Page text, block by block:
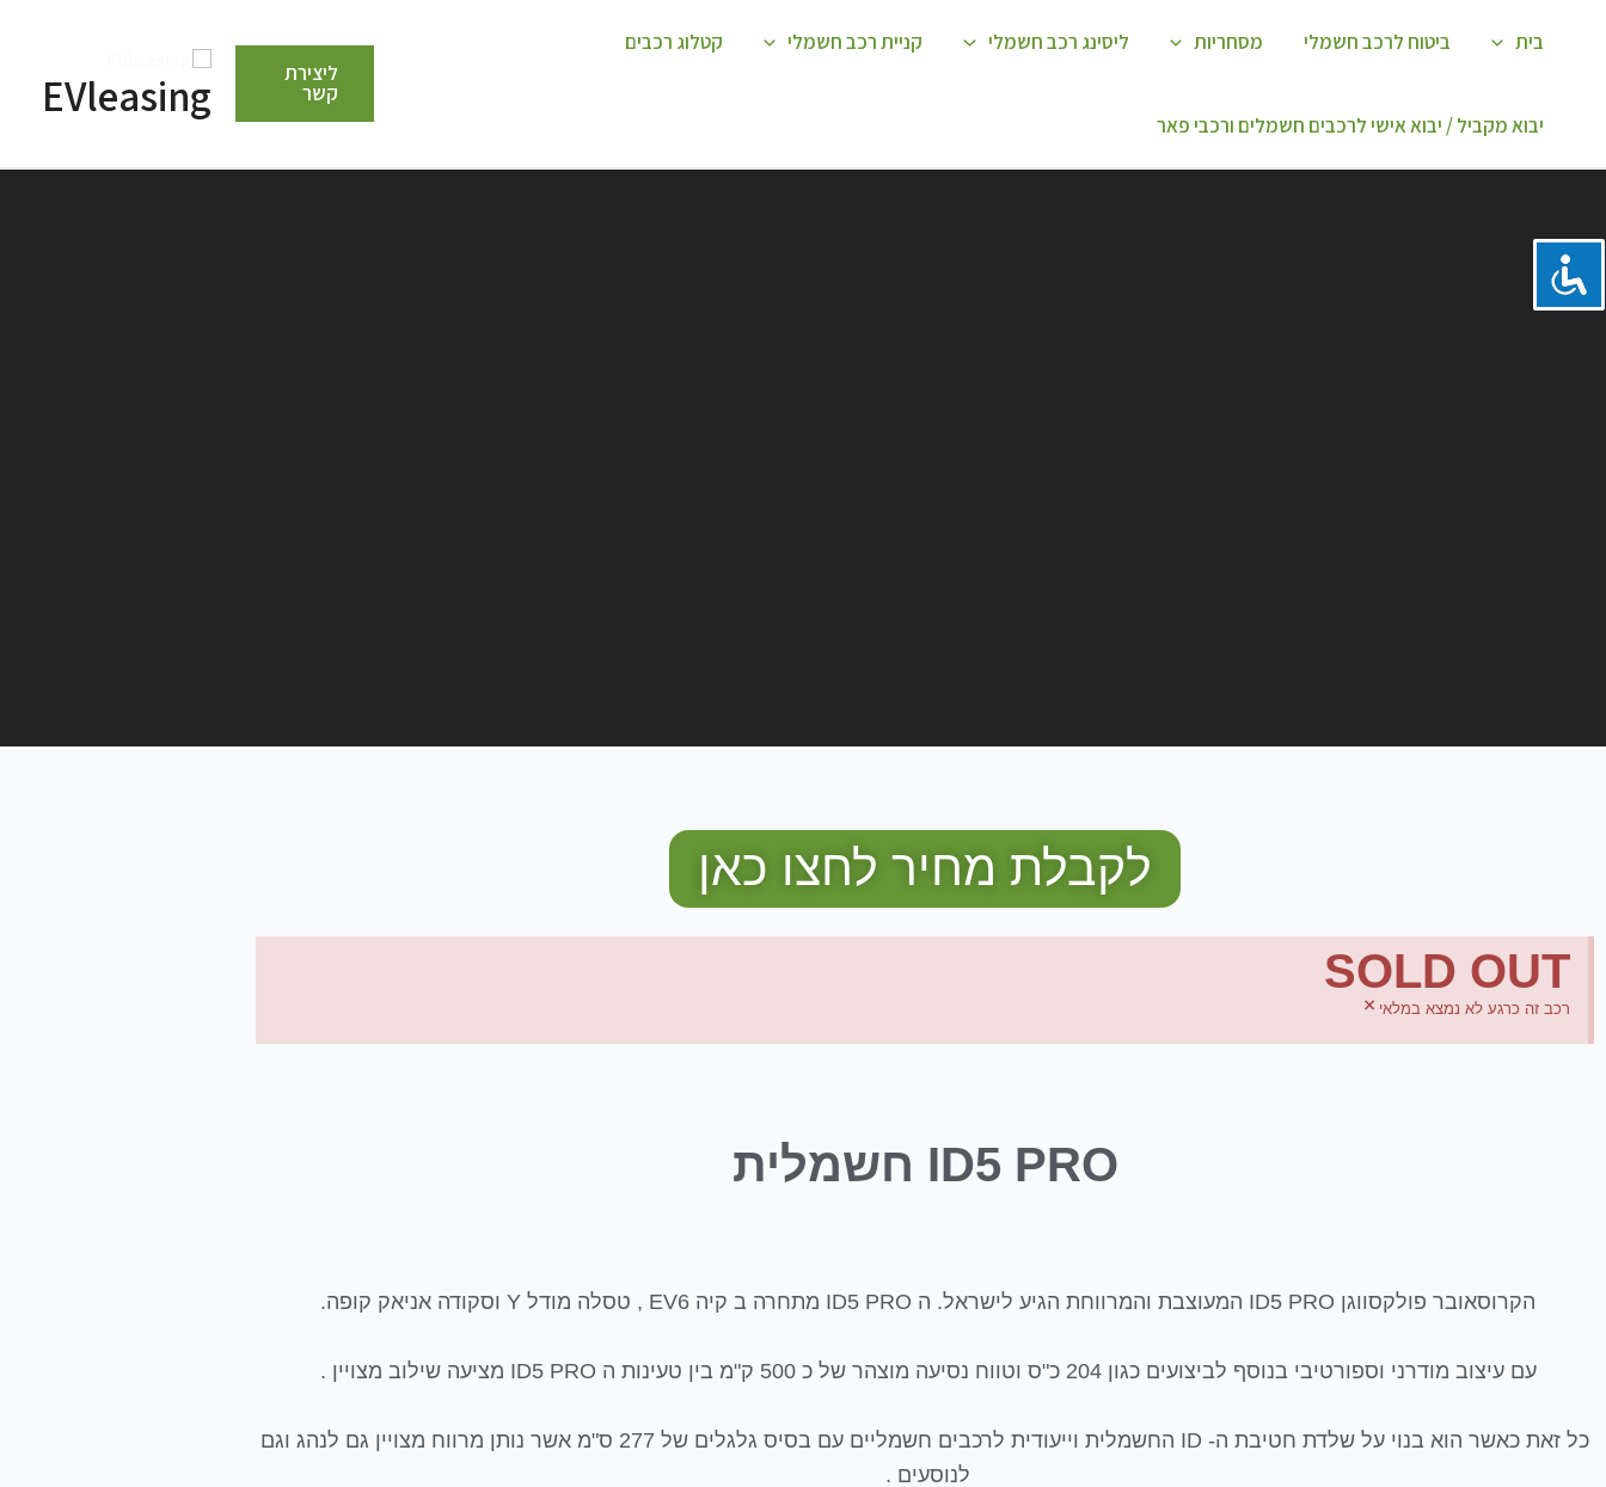
בית ביטוח לרכב חשמלי מסחריות ליסינג רכב חשמלי קניית רכב חשמלי קטלוג רכבים
יבוא מקביל / יבוא אישי לרכבים חשמלים ורכבי פאר
ליצירת
קשר EVleasing
לקבלת מחיר לחצו כאן
SOLD OUT
רכב זה כרגע לא נמצא במלאי ×
ID5 PRO חשמלית
הקרוסאובר פולקסווגן ID5 PRO המעוצבת והמרווחת הגיע לישראל. ה ID5 PRO מתחרה ב קיה EV6 , טסלה מודל Y וסקודה אניאק קופה.
עם עיצוב מודרני וספורטיבי בנוסף לביצועים כגון 204 כ"ס וטווח נסיעה מוצהר של כ 500 ק"מ בין טעינות ה ID5 PRO מציעה שילוב מצויין .
כל זאת כאשר הוא בנוי על שלדת חטיבת ה- ID החשמלית וייעודית לרכבים חשמליים עם בסיס גלגלים של 277 ס"מ אשר נותן מרווח מצויין גם לנהג וגם
לנוסעים .